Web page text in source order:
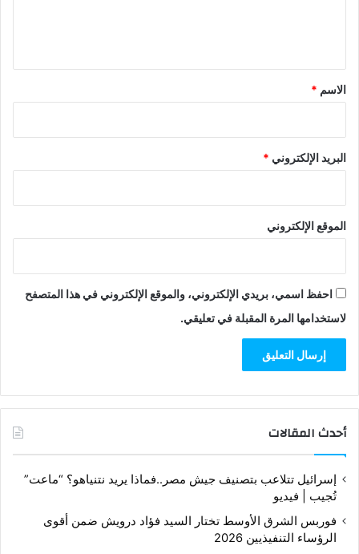
*
الاسم *
البريد الإلكتروني *
الموقع الإلكتروني
احفظ اسمي، بريدي الإلكتروني، والموقع الإلكتروني في هذا المتصفح
لاستخدامها المرة المقبلة في تعليقي.
أحدث المقالات
إسرائيل تتلاعب بتصنيف جيش مصر..فماذا يريد نتنياهو؟ “ماعت”
تُجيب | فيديو
فوربس الشرق الأوسط تختار السيد فؤاد درويش ضمن أقوى
الرؤساء التنفيذيين 2026